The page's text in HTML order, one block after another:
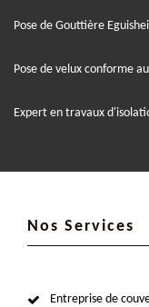
Pose de Gouttière
Pose de velux conforme
Expert en travaux
Nos Services
Entreprise de